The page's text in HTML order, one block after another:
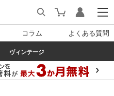
コラム よくある質問
ヴィンテージ